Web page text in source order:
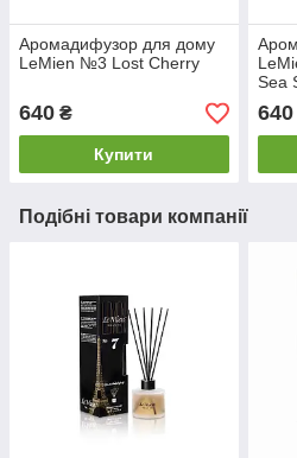
Аромадифузор для дому
LeMien №3 Lost Cherry
640 ₴
Купити
Sea
640
Подібні товари компанії